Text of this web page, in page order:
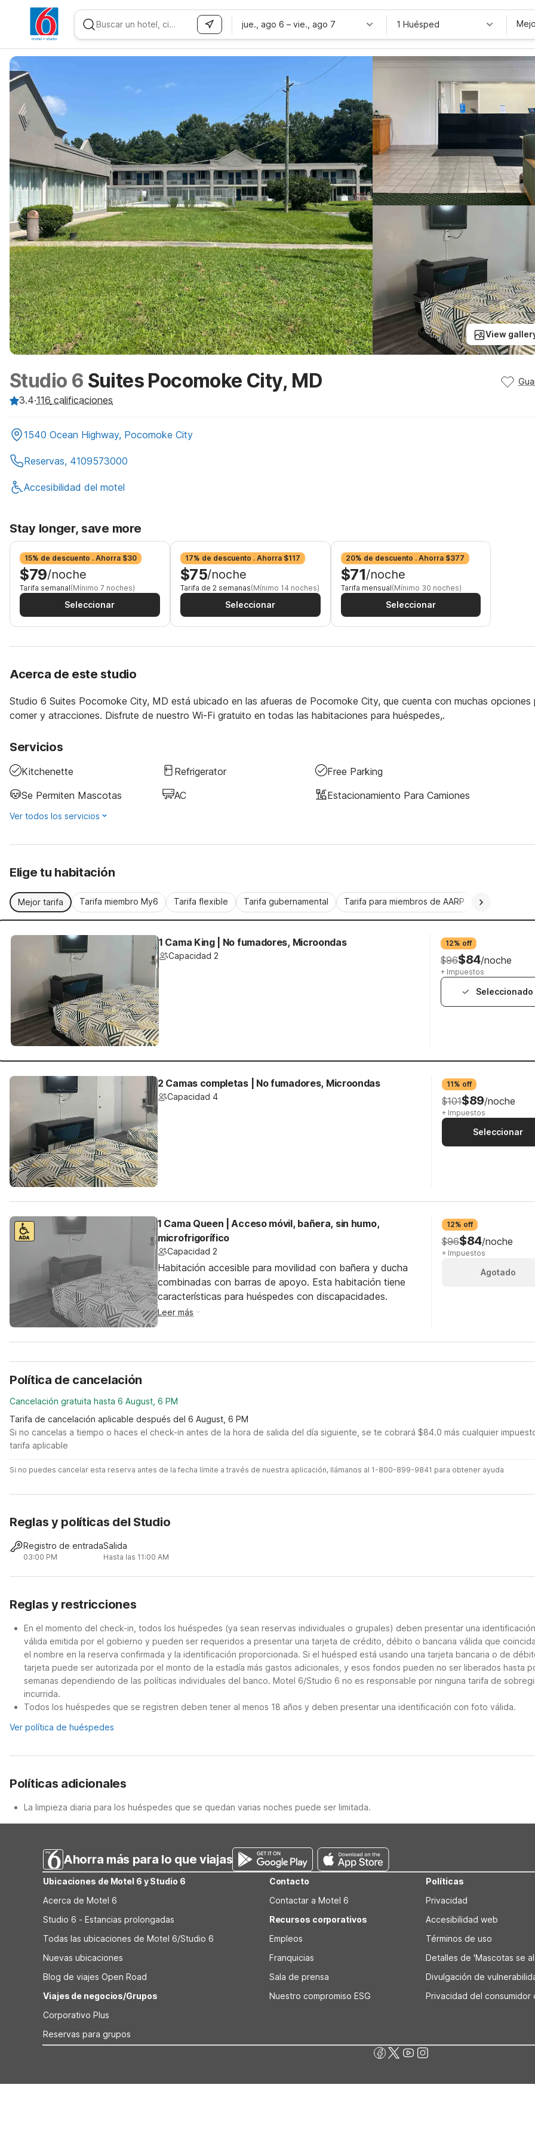
jue., ago 6 – vie., ago 7 1 Huésped
View
Studio 6 Suites Pocomoke City, MD
3.4·116 calificaciones
1540 Ocean Highway, Pocomoke City
Reservas, 4109573000
Accesibilidad del motel
Stay longer, save more
15% de descuento . Ahorra $30
$79/noche
Tarifa semanal(Mínimo 7 noches)
Seleccionar
17% de descuento . Ahorra $117
$75/noche
Tarifa de 2 semanas(Mínimo 14 noches)
Seleccionar
20% de descuento . Ahorra $377
$71/noche
Tarifa mensual(Mínimo 30 noches)
Seleccionar
Acerca de este studio
Studio 6 Suites Pocomoke City, MD está ubicado en las afueras de Pocomoke City, que cuenta con muchas opciones
comer y atracciones. Disfrute de nuestro Wi-Fi gratuito en todas las habitaciones para huéspedes,.
Servicios
Kitchenette Refrigerator
Free Parking
Se Permiten Mascotas
AC Estacionamiento Para Camiones
Ver todos los servicios
Elige tu habitación
Mejor tarifa Tarifa miembro My6 Tarifa flexible Tarifa gubernamental Tarifa para miembros de AARP
1 Cama King | No fumadores, Microondas
Capacidad 2
12% off
$96$84/noche
+ Impuestos
Seleccionado
2 Camas completas | No fumadores, Microondas
Capacidad 4
11% off
$101$89/noche
+ Impuestos
Seleccionar
1 Cama Queen | Acceso móvil, bañera, sin humo,
microfrigorífico
Capacidad 2
Habitación accesible para movilidad con bañera y ducha
combinadas con barras de apoyo. Esta habitación tiene
características para huéspedes con discapacidades.
Leer más
12% off
$96$84/noche
+ Impuestos
Agotado
Política de cancelación
Cancelación gratuita hasta 6 August, 6 PM
Tarifa de cancelación aplicable después del 6 August, 6 PM
Si no cancelas a tiempo o haces el check-in antes de la hora de salida del día siguiente, se te cobrará $84.0 más cualquier
tarifa aplicable
Si no puedes cancelar esta reserva antes de la fecha límite a través de nuestra aplicación, llámanos al 1-800-899-9841 para obtener ayuda
Reglas y políticas del Studio
Registro de entrada
03:00 PM
Salida
Hasta las 11:00 AM
Reglas y restricciones
En el momento del check-in, todos los huéspedes (ya sean reservas individuales o grupales) deben presentar una identificación
válida emitida por el gobierno y pueden ser requeridos a presentar una tarjeta de crédito, débito o bancaria válida que
el nombre en la reserva confirmada y la identificación proporcionada. Si el huésped está usando una tarjeta bancaria o de
tarjeta puede ser autorizada por el monto de la estadía más gastos adicionales, y esos fondos pueden no ser liberados hasta
semanas dependiendo de las políticas individuales del banco. Motel 6/Studio 6 no es responsable por ninguna tarifa de
incurrida.
Todos los huéspedes que se registren deben tener al menos 18 años y deben presentar una identificación con foto válida.
Ver política de huéspedes
Políticas adicionales
La limpieza diaria para los huéspedes que se quedan varias noches puede ser limitada.
Ahorra más para lo que viajas
Ubicaciones de Motel 6 y Studio 6
Acerca de Motel 6
Studio 6 - Estancias prolongadas
Todas las ubicaciones de Motel 6/Studio 6
Nuevas ubicaciones
Blog de viajes Open Road
Viajes de negocios/Grupos
Corporativo Plus
Reservas para grupos
Contacto
Contactar a Motel 6
Recursos corporativos
Empleos
Franquicias
Sala de prensa
Nuestro compromiso ESG
Políticas
Privacidad
Accesibilidad web
Términos de uso
Detalles de 'Mascotas se
Divulgación de
Privacidad del consumidor